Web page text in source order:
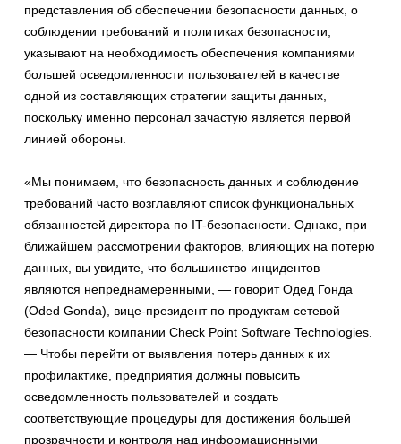
представления об обеспечении безопасности данных, о
соблюдении требований и политиках безопасности,
указывают на необходимость обеспечения компаниями
большей осведомленности пользователей в качестве
одной из составляющих стратегии защиты данных,
поскольку именно персонал зачастую является первой
линией обороны.
«Мы понимаем, что безопасность данных и соблюдение
требований часто возглавляют список функциональных
обязанностей директора по IT-безопасности. Однако, при
ближайшем рассмотрении факторов, влияющих на потерю
данных, вы увидите, что большинство инцидентов
являются непреднамеренными, — говорит Одед Гонда
(Oded Gonda), вице-президент по продуктам сетевой
безопасности компании Check Point Software Technologies.
— Чтобы перейти от выявления потерь данных к их
профилактике, предприятия должны повысить
осведомленность пользователей и создать
соответствующие процедуры для достижения большей
прозрачности и контроля над информационными